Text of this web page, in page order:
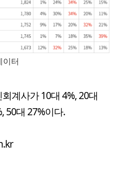
이터
계사가 10대 4%, 20대
50대 27%이다.